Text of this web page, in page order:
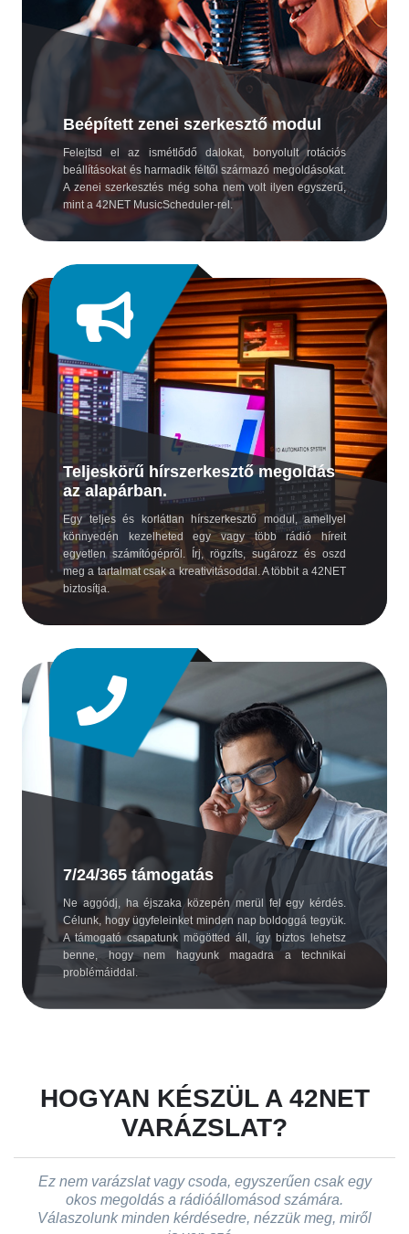
Beépített zenei szerkesztő modul
Felejtsd el az ismétlődő dalokat, bonyolult rotációs
beállításokat és harmadik féltől származó megoldásokat.
A zenei szerkesztés még soha nem volt ilyen egyszerű,
mint a 42NET MusicScheduler-rel.
Teljeskörű hírszerkesztő megoldás
az alapárban.
Egy teljes és korlátlan hírszerkesztő modul, amellyel
könnyedén kezelheted egy vagy több rádió híreit
egyetlen számítógépről. Írj, rögzíts, sugározz és oszd
meg a tartalmat csak a kreativitásoddal. A többit a 42NET
biztosítja.
7/24/365 támogatás
Ne aggódj, ha éjszaka közepén merül fel egy kérdés.
Célunk, hogy ügyfeleinket minden nap boldoggá tegyük.
A támogató csapatunk mögötted áll, így biztos lehetsz
benne, hogy nem hagyunk magadra a technikai
problémáiddal.
HOGYAN KÉSZÜL A 42NET
VARÁZSLAT?
Ez nem varázslat vagy csoda, egyszerűen csak egy
okos megoldás a rádióállomásod számára.
Válaszolunk minden kérdésedre, nézzük meg, miről